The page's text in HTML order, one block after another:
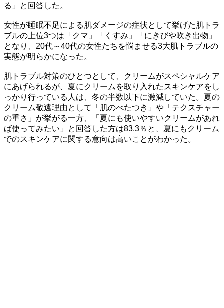
る」と回答した。
女性が睡眠不足による肌ダメージの症状として挙げた肌トラ
ブルの上位3つは「クマ」「くすみ」「にきびや吹き出物」
となり、20代～40代の女性たちを悩ませる3大肌トラブルの
実態が明らかになった。
肌トラブル対策のひとつとして、クリームがスペシャルケア
にあげられるが、夏にクリームを取り入れたスキンケアをし
っかり行っている人は、冬の半数以下に激減していた。夏の
クリーム敬遠理由として「肌のべたつき」や「テクスチャー
の重さ」が挙がる一方、「夏にも使いやすいクリームがあれ
ば使ってみたい」と回答した方は83.3％と、夏にもクリーム
でのスキンケアに関する意向は高いことがわかった。